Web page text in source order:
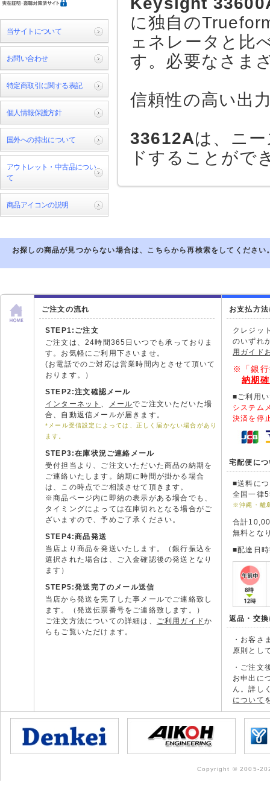
当サイトについて
お問い合わせ
特定商取引に関する表記
個人情報保護方針
国外への持出について
アウトレット・中古品につい
て
商品アイコンの説明
に独自の
ェネレータと比
す。必要なさま
信頼性の高い出
33612Aは、ニ
ドすることがで
お探しの商品が見つからない場合は、こちらから再検索をしてください
ご注文の流れ
STEP1:ご注文
ご注文は、24時間365日いつでも承っておりま
す。お気軽にご利用下さいませ。
(お電話でのご対応は営業時間内とさせて頂いて
おります。）
STEP2:注文確認メール
インターネット 、 メールでご注文いただいた場
合、自動返信メールが届きます。
*メール受信設定によっては、正しく届かない場合があり
ます。
STEP3:在庫状況ご連絡メール
受付担当より、ご注文いただいた商品の納期を
ご連絡いたします。納期に時間が掛かる場合
は、この時点でご相談させて頂きます。
※商品ページ内に即納の表示がある場合でも、
タイミングによっては在庫切れとなる場合がご
ざいますので、予めご了承ください。
STEP4:商品発送
当店より商品を発送いたします。（銀行振込を
選択された場合は、ご入金確認後の発送となり
ます）
STEP5:発送完了のメール送信
当店から発送を完了した事メールでご連絡致し
ます。（発送伝票番号をご連絡致します。）
ご注文方法についての詳細は、 ご利用ガイドか
らもご覧いただけます。
お支払方
クレジッ
のいずれ
用ガイド
※「銀行
納期
■ご利用
システム
決済を停
宅配便に
■送料に
全国一律
※沖縄・離
合計
無料とな
■配達日
返品・交
・お客さ
原則とし
・ご注文
お申出に
ん。詳し
について
Copyright © 2005-